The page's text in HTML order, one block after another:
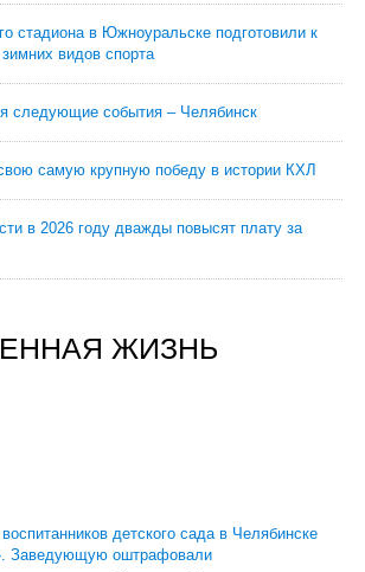
стадиона в Южноуральске подготовили к
видов спорта
следующие события – Челябинск
самую крупную победу в истории КХЛ
в 2026 году дважды повысят плату за
ЖИЗНЬ
детского сада в Челябинске
Заведующую оштрафовали